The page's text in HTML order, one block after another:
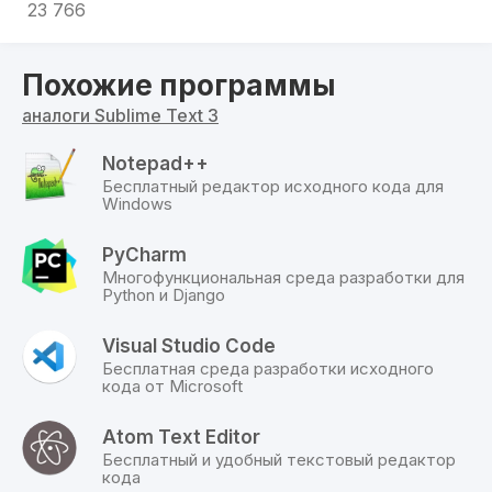
четыре колонки и в каждой открыть разный
файл.
ПЛАГИНЫ
Если функционала программы пользователю
недостаточно, можно скачать и установить
Packages Control
которого ставятся все остальные плагины.
Устанавливается в первую очередь;
пригодится для html-верстальщиков, так как
добавляет большое количество сокращений.
При нажатии кнопки Tab конструкция
развернется обратно;
Alignment— выравнивает код, придавая ему
удобочитаемый вид;
23 766
Похожие программы
аналоги Sublime Text 3
Notepad++
Бесплатный редактор исходного кода для
Windows
PyCharm
Многофункциональная среда разработки для
Python и Django
Visual Studio Code
Бесплатная среда разработки исходного
кода от Microsoft
Atom Text Editor
Бесплатный и удобный текстовый редактор
кода